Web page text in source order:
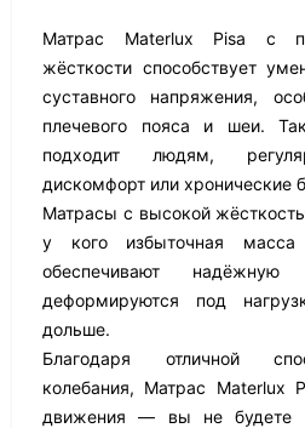
Матрас Materlux Pisa с
жёсткости способствует
суставного напряжения,
плечевого пояса и шеи.
подходит людям,
дискомфорт или хронические
Матрасы с высокой
у кого избыточная
обеспечивают
деформируются под
дольше.
Благодаря отличной
колебания, Матрас Materlux
движения — вы не будете